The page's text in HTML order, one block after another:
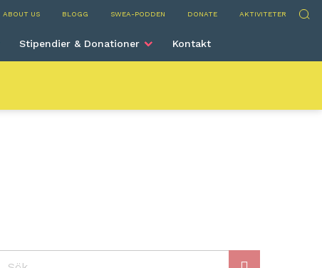
ABOUT US BLOGG SWEA-PODDEN DONATE AKTIVITETER Sök
Stipendier & Donationer Kontakt